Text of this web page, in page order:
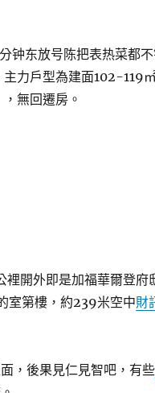
钟东放号陈把表热菜都
力戶型為建面102-119
無回遷房。
開外即是加福華爾登府
室第樓，約239米空中財
，後果見仁見智吧，有些